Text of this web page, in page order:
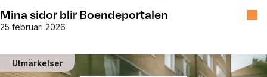
Mina sidor blir Boendeportalen
25 februari 2026
Utmärkelser